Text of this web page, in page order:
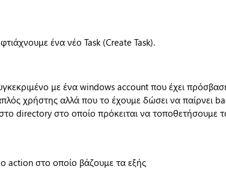
ένα νέο Task (Create Task).
με ένα windows account που έχει
χρήστης αλλά που το έχουμε δώσει να παίρνει
directory στο οποίο πρόκειται να τοποθετήσουμε
action στο οποίο βάζουμε τα εξής